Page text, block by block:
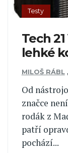
Testy
Tech
lehké
MILOŠ RÁBL ,
Od
značce
rodák z
patří
pochází...